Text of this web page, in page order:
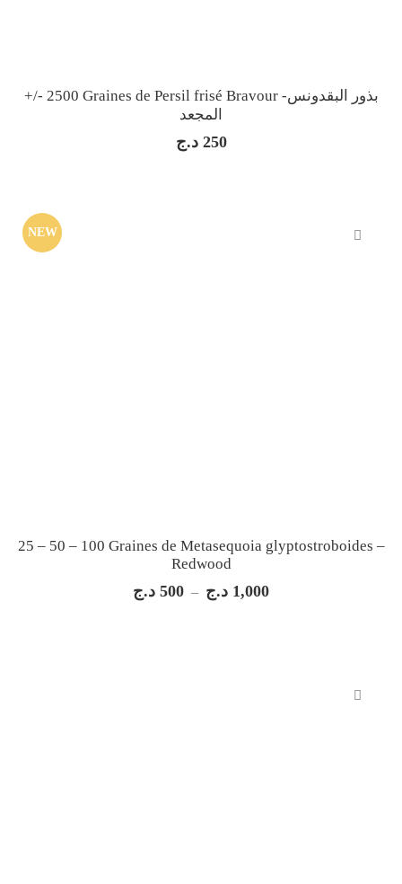
+/- 2500 Graines de Persil frisé Bravour -بذور البقدونس
المجعد
250 د.ج
NEW
25 – 50 – 100 Graines de Metasequoia glyptostroboides –
Redwood
500 د.ج – 1,000 د.ج
Plage